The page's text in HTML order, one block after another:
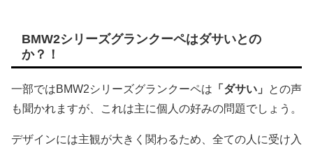
BMW2シリーズグランクーペはダサいとの
か？！
一部ではBMW2シリーズグランクーペは 「ダサい」
との声
も聞かれますが、これは主に個人の好みの問題でしょう。
デザインには主観が大きく関わるため、全ての人に受け入